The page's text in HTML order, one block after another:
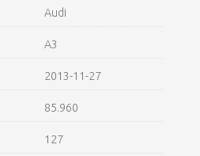
Audi
A3
2013-11-27
85.960
127